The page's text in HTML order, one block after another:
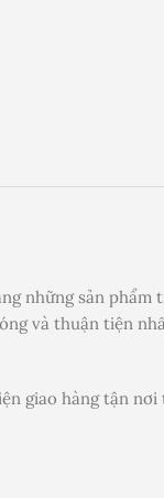
những sản phẩm
và thuận tiện
giao hàng tận